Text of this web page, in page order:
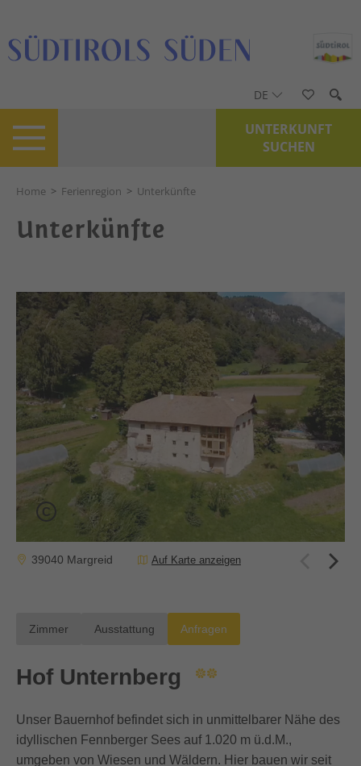
DE
UNTERKUNFT
SUCHEN
Home > Ferienregion > Unterkünfte
Unterkünfte